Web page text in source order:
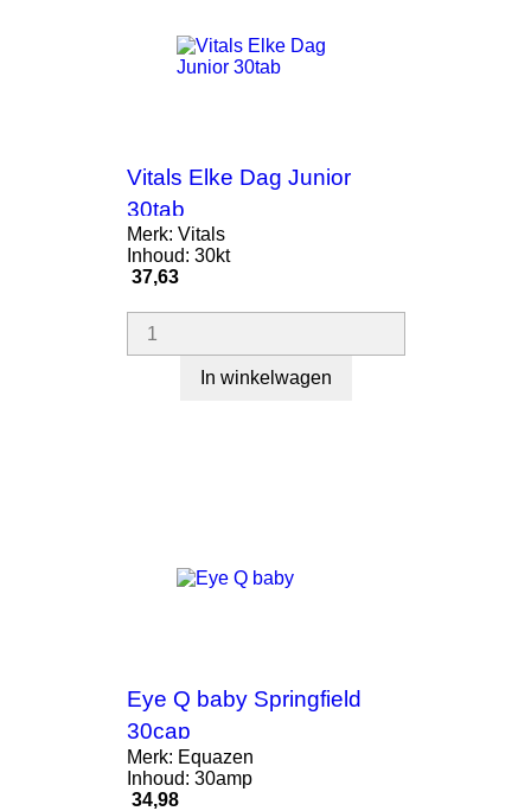
Vitals Elke Dag Junior
30tab
Merk: Vitals
Inhoud: 30kt
Prijs
37,63
In winkelwagen
Eye Q baby Springfield
30cap
Merk: Equazen
Inhoud: 30amp
Prijs
34,98